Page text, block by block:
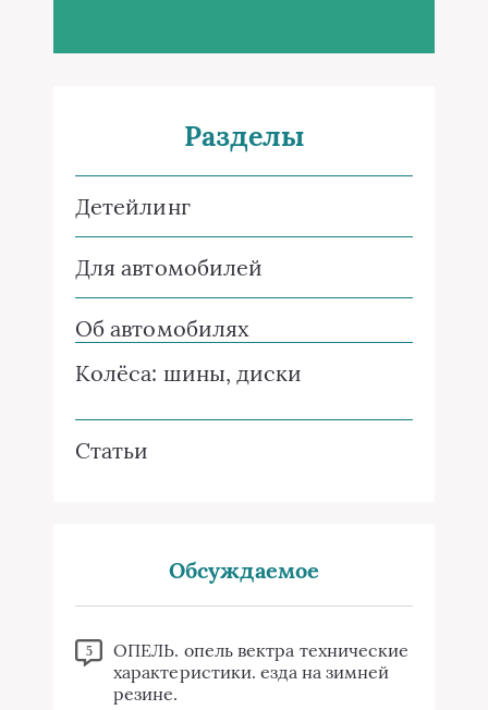
Разделы
Детейлинг
Для автомобилей
Об автомобилях
Колёса: шины, диски
Статьи
Обсуждаемое
5
ОПЕЛЬ. опель вектра технические
характеристики. езда на зимней
резине.